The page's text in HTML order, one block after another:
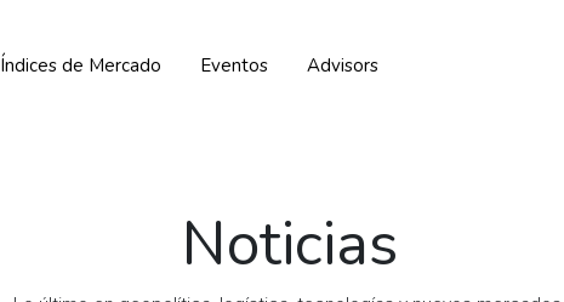
Índices de Mercado Eventos Advisors
Noticias